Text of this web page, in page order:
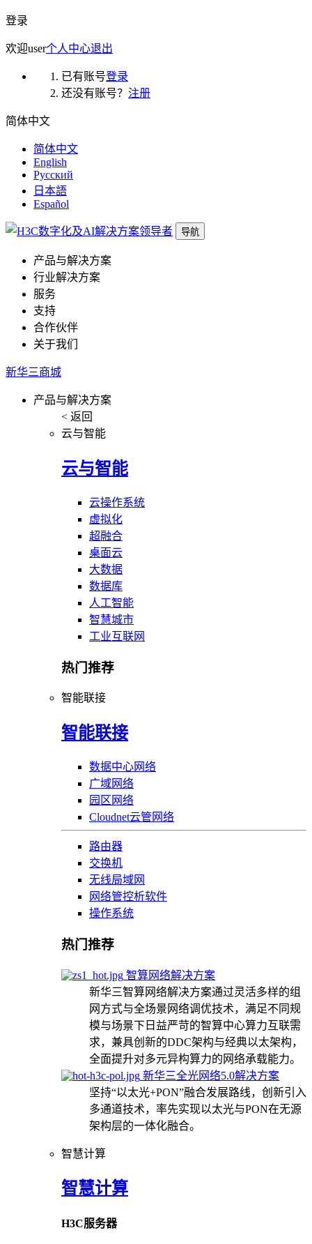
登录
欢迎user个人中心退出
已有账号登录
还没有账号？ 注册
简体中文
简体中文
English
Русский
日本語
Español
导航
产品与解决方案
行业解决方案
服务
支持
合作伙伴
关于我们
新华三商城
产品与解决方案
< 返回
云与智能
云与智能
云操作系统
虚拟化
超融合
桌面云
大数据
数据库
人工智能
智慧城市
工业互联网
热门推荐
智能联接
智能联接
数据中心网络
广域网络
园区网络
Cloudnet云管网络
路由器
交换机
无线局域网
网络管控析软件
操作系统
热门推荐
智算网络解决方案
新华三智算网络解决方案通过灵活多样的组
网方式与全场景网络调优技术，满足不同规
模与场景下日益严苛的智算中心算力互联需
求，兼具创新的DDC架构与经典以太架构，
全面提升对多元异构算力的网络承载能力。
新华三全光网络5.0解决方案
坚持“以太光+PON”融合发展路线，创新引入
多通道技术，率先实现以太光与PON在无源
架构层的一体化融合。
智慧计算
智慧计算
H3C服务器